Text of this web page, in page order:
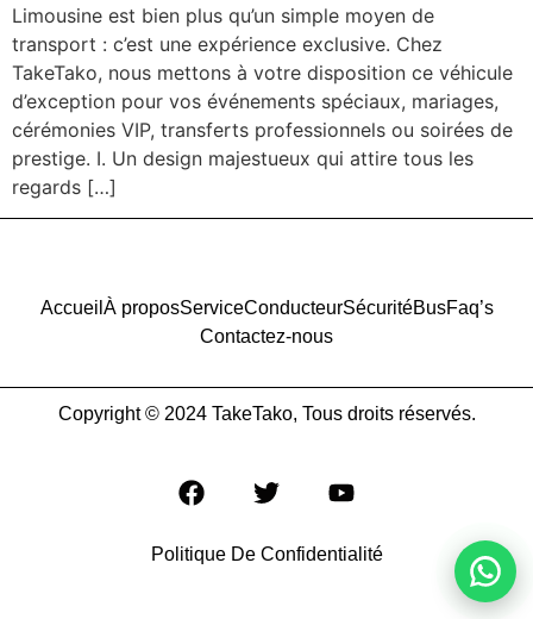
Limousine est bien plus qu’un simple moyen de
transport : c’est une expérience exclusive. Chez
TakeTako, nous mettons à votre disposition ce véhicule
d’exception pour vos événements spéciaux, mariages,
cérémonies VIP, transferts professionnels ou soirées de
prestige. I. Un design majestueux qui attire tous les
regards […]
Accueil À proposServiceConducteurSécuritéBusFaq’s
Contactez-nous
Copyright © 2024 TakeTako, Tous droits réservés.
Politique De Confidentialité